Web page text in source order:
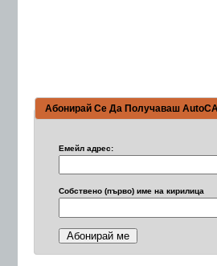
Абонирай Се Да Получаваш
Емейл адрес:
Собствено (първо) име на кирилица